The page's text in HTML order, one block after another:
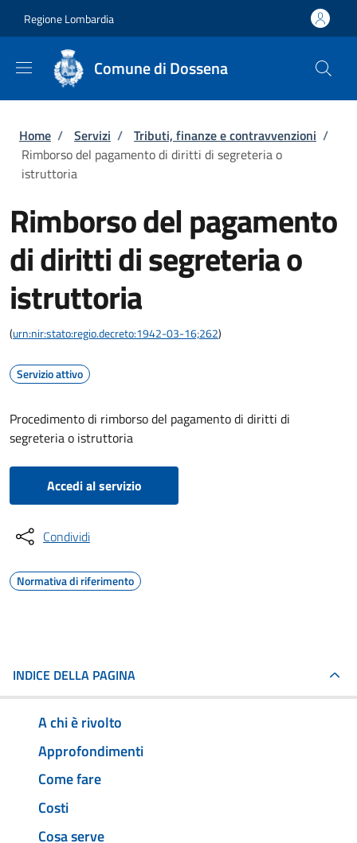
Regione Lombardia
Comune di Dossena
Briciole di pane
Home / Servizi / Tributi, finanze e contravvenzioni /
Rimborso del pagamento di diritti di segreteria o
istruttoria
Rimborso del pagamento
di diritti di segreteria o
istruttoria
(urn:nir:stato:regio.decreto:1942-03-16;262)
Servizio attivo
Procedimento di rimborso del pagamento di diritti di
segreteria o istruttoria
Accedi al servizio
Condividi
Normativa di riferimento
INDICE DELLA PAGINA
A chi è rivolto
Approfondimenti
Come fare
Costi
Cosa serve